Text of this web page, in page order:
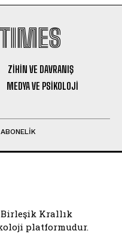
ZIHIN VE DAVRANIŞ
MEDYA VE PSIKOLOJI
ABONELIK
Birleşik Krallık
platformudur.